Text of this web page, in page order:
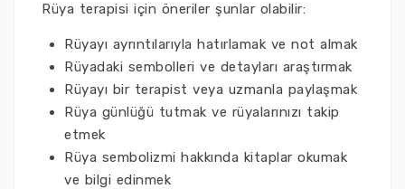
Rüya terapisi için öneriler şunlar olabilir:
Rüyayı ayrıntılarıyla hatırlamak ve not almak
Rüyadaki sembolleri ve detayları araştırmak
Rüyayı bir terapist veya uzmanla paylaşmak
Rüya günlüğü tutmak ve rüyalarınızı takip
etmek
Rüya sembolizmi hakkında kitaplar okumak
ve bilgi edinmek